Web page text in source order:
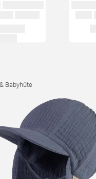
Babyhüte